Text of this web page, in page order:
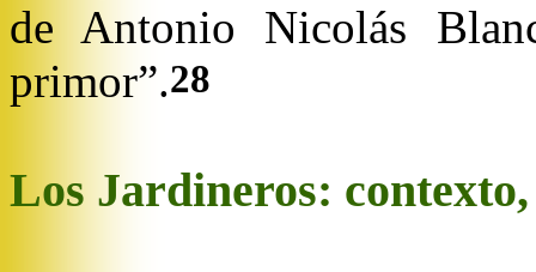
de Antonio Nicolás
primor”.28
Los Jardineros: